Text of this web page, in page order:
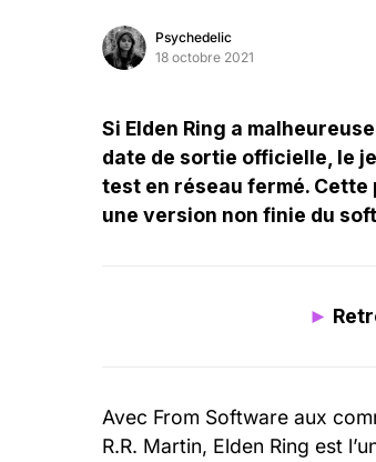
Psychedelic
18 octobre 2021
Si Elden Ring a
date de sortie officielle, le
test en réseau fermé.
une version non finie du
►
Avec From Software aux
R.R. Martin, Elden Ring est